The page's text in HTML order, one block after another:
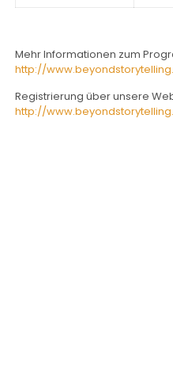
Mehr Informationen zum
http://
Registrierung über unsere
http://